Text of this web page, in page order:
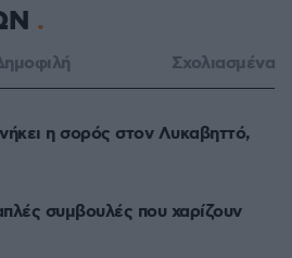
Σχολιασμένα
η σορός στον Λυκαβηττό,
συμβουλές που χαρίζουν